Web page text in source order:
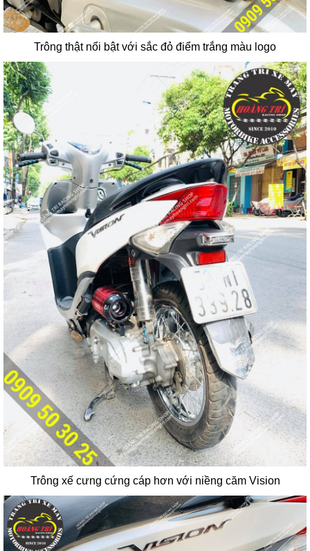
Trông thật nổi bật với sắc đỏ điểm trắng màu logo
Trông xế cưng cứng cáp hơn với niềng căm Vision